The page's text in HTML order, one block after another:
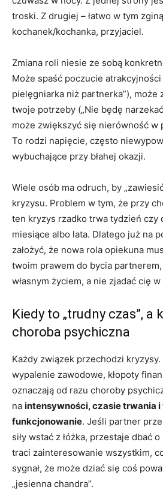
troski. Z drugiej – łatwo w tym
kochanek/kochanka, przyjaciel.
Zmiana roli niesie ze sobą
Może spaść poczucie
pielęgniarka niż partnerka”), może
twoje potrzeby („Nie będę
może zwiększyć się nierówność w
To rodzi napięcie, często
wybuchające przy błahej okazji.
Wiele osób ma odruch, by
kryzysu. Problem w tym, że przy
ten kryzys rzadko trwa tydzień czy
miesiące albo lata. Dlatego już na
założyć, że nowa rola opiekuna
twoim prawem do bycia
własnym życiem, a nie zjadać cię w
Kiedy to „trudny czas”, a
choroba psychiczna
Każdy związek przechodzi
wypalenie zawodowe, kłopoty
oznaczają od razu choroby
na intensywności, czasie trwania i
funkcjonowanie. Jeśli partner
siły wstać z łóżka, przestaje dbać
traci zainteresowanie wszystkim,
sygnał, że może dziać się coś
„jesienna chandra”.